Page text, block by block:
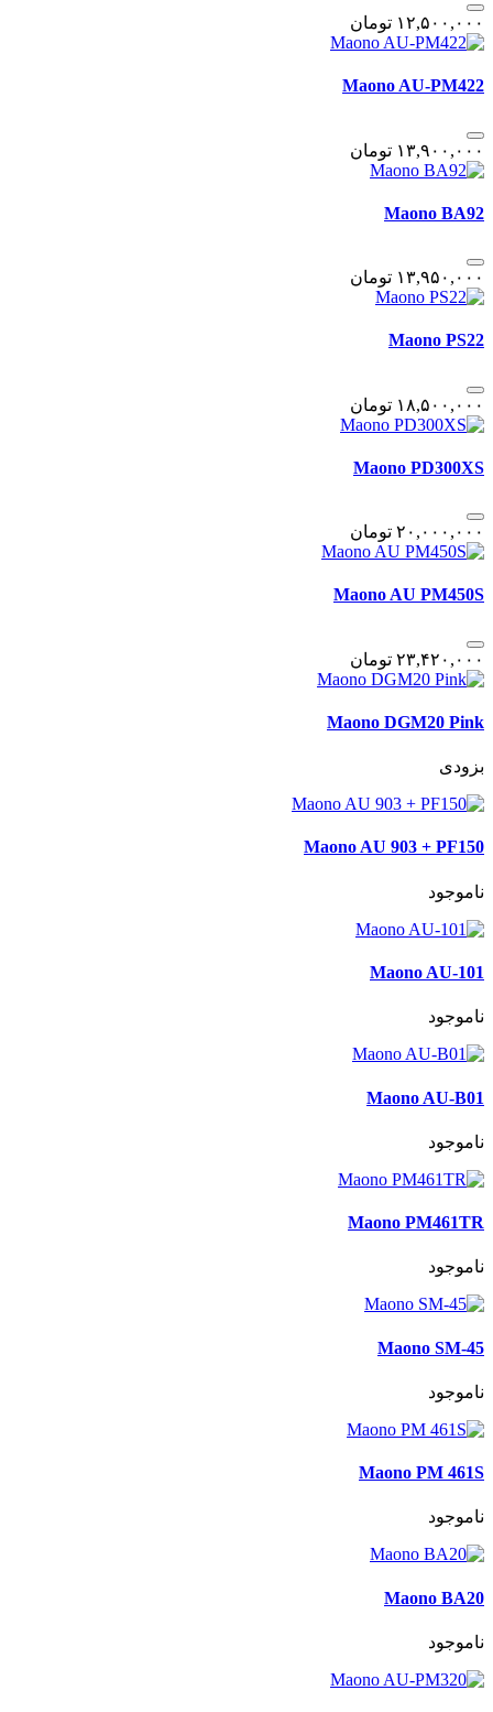
١٢,۵٠٠,٠٠٠ تومان
Maono AU-PM422
١٣,٩٠٠,٠٠٠ تومان
Maono BA92
١٣,٩۵٠,٠٠٠ تومان
Maono PS22
١٨,۵٠٠,٠٠٠ تومان
Maono PD300XS
٢٠,٠٠٠,٠٠٠ تومان
Maono AU PM450S
٢٣,۴٢٠,٠٠٠ تومان
Maono DGM20 Pink
بزودی
Maono AU 903 + PF150
ناموجود
Maono AU-101
ناموجود
Maono AU-B01
ناموجود
Maono PM461TR
ناموجود
Maono SM-45
ناموجود
Maono PM 461S
ناموجود
Maono BA20
ناموجود